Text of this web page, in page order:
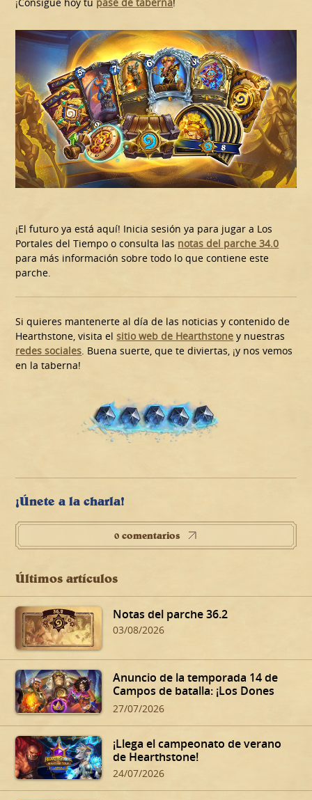
¡El futuro ya está aquí! Inicia sesión ya para jugar a Los
Portales del Tiempo o consulta las notas del parche 34.0
para más información sobre todo lo que contiene este
parche.
Si quieres mantenerte al día de las noticias y contenido de
Hearthstone, visita elsitio web de Hearthstone y nuestras
redes sociales. Buena suerte, que te diviertas, ¡y nos vemos
en la taberna!
¡Únete a la charla!
0 comentarios
Últimos artículos
Notas del parche 36.2
03/08/2026
Anuncio de la temporada 14 de
Campos de batalla: ¡Los Dones
siniestros de Dalaran!
27/07/2026
¡Llega el campeonato de verano
de Hearthstone!
24/07/2026